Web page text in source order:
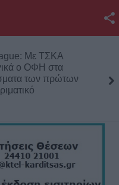
Twitter
YouTube
Επικοινωνία με το
Με ΤΣΚΑ
ο ΟΦΗ στα
των πρώτων